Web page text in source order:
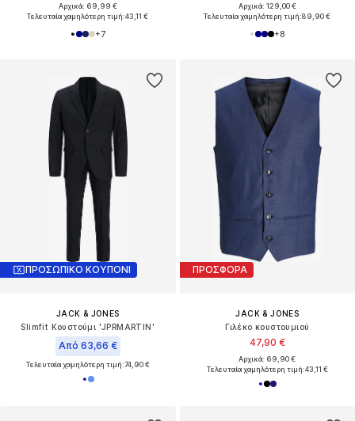
Αρχικά: 69,99 €
Τελευταία χαμηλότερη τιμή:43,11 €
+7
Αρχικά: 129,00 €
Τελευταία χαμηλότερη τιμή:89,90 €
+8
ΠΡΟΣΩΠΙΚΟ ΚΟΥΠΟΝΙ
JACK & JONES
Slimfit Κουστούμι 'JPRMARTIN'
Από 63,66 €
Τελευταία χαμηλότερη τιμή:74,90 €
ΠΡΟΣΦΟΡΑ
JACK & JONES
Γιλέκο κουστουμιού
47,90 €
Αρχικά: 69,90 €
Τελευταία χαμηλότερη τιμή:43,11 €